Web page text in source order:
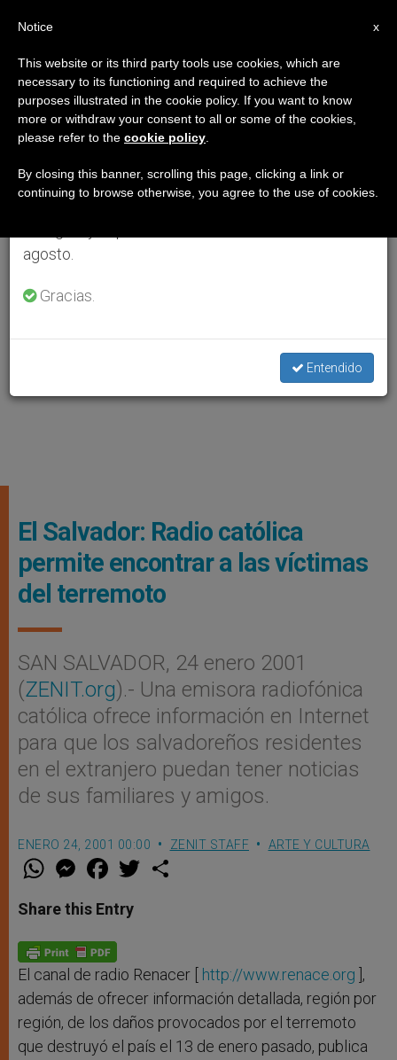
El Salvador: Radio católica
permite encontrar a las víctimas
del terremoto
SAN SALVADOR, 24 enero 2001
(ZENIT.org).- Una emisora radiofónica
católica ofrece información en Internet
para que los salvadoreños residentes
en el extranjero puedan tener noticias
de sus familiares y amigos.
ENERO 24, 2001 00:00 ZENIT STAFF ARTE Y CULTURA
W
t
s
p
p
M
e
s
e
g
e
r
F
a
e
b
o
k
w
Share this Entry
El canal de radio Renacer [ http://www.renace.org ],
además de ofrecer información detallada, región por
región, de los daños provocados por el terremoto
que destruyó el país el 13 de enero pasado, publica
×
Aviso importante
Del 27 de julio al 7 de agosto haremos la pausa
anual, aprovechando que en el periodo de verano
se generan menos informaciones y también el
agosto.
Gracias.
Entendido
x
Notice
This website or its third party tools use cookies, which are
necessary to its functioning and required to achieve the
purposes illustrated in the cookie policy. If you want to know
more or withdraw your consent to all or some of the cookies,
please refer to the cookie policy
By closing this banner, scrolling this page, clicking a link or
continuing to browse otherwise, you agree to the use of cookies.